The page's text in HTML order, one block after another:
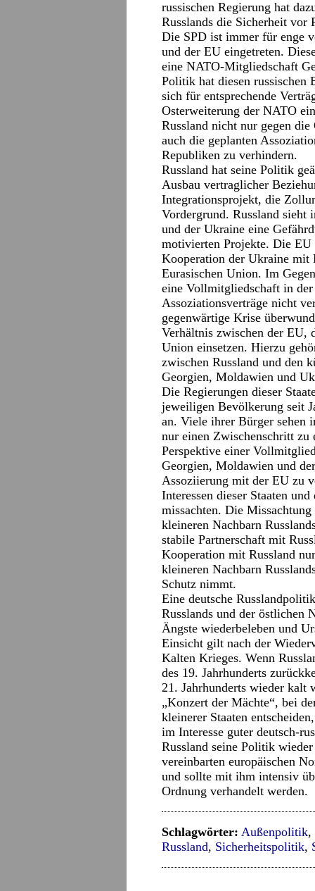
russischen Regierung hat
Russlands die Sicherheit vor
Die SPD ist immer für enge
und der EU eingetreten.
eine NATO-Mitgliedschaft
Politik hat diesen russischen
sich für entsprechende
Osterweiterung der NATO
Russland nicht nur gegen
auch die geplanten
Republiken zu verhindern.
Russland hat seine Politik
Ausbau vertraglicher
Integrationsprojekt, die
Vordergrund. Russland sieht
und der Ukraine eine
motivierten Projekte. Die EU
Kooperation der Ukraine mit
Eurasischen Union. Im
eine Vollmitgliedschaft in
Assoziationsverträge nicht
gegenwärtige Krise
Verhältnis zwischen der EU,
Union einsetzen. Hierzu
zwischen Russland und den
Georgien, Moldawien und
Die Regierungen dieser
jeweiligen Bevölkerung seit
an. Viele ihrer Bürger sehen
nur einen Zwischenschritt
Perspektive einer
Georgien, Moldawien und
Assoziierung mit der EU zu
Interessen dieser Staaten
missachten. Die
kleineren Nachbarn
stabile Partnerschaft mit
Kooperation mit Russland
kleineren Nachbarn
Schutz nimmt.
Eine deutsche
Russlands und der östlichen
Ängste wiederbeleben und
Einsicht gilt nach der
Kalten Krieges. Wenn
des 19. Jahrhunderts
21. Jahrhunderts wieder kalt
„Konzert der Mächte“, bei
kleinerer Staaten
im Interesse guter deutsch-
Russland seine Politik
vereinbarten europäischen
und sollte mit ihm intensiv
Ordnung verhandelt werden.
Schlagwörter: Außenpolitik,
Russland, Sicherheitspolitik,